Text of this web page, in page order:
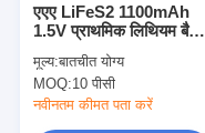
संपर्क करें
समाचार
एएए LiFeS2 1100mAh
1.5V प्राथमिक लिथियम बैटरी
मूल्य:बातचीत योग्य
MOQ:10 पीसी
नवीनतम कीमत पता करें